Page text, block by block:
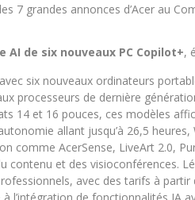
7 grandes annonces d’Acer au
AI de six nouveaux PC Copilot+,
avec six nouveaux ordinateurs
processeurs de dernière
14 et 16 pouces, ces modèles
allant jusqu’à 26,5
comme AcerSense, LiveArt 2.0,
contenu et des visioconférences.
avec des tarifs à